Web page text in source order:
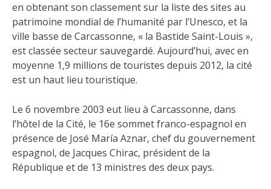
en obtenant son classement sur la liste des sites au
patrimoine mondial de l’humanité par l’Unesco, et la
ville basse de Carcassonne, « la Bastide Saint-Louis »,
est classée secteur sauvegardé. Aujourd’hui, avec en
moyenne 1,9 millions de touristes depuis 2012, la cité
est un haut lieu touristique.
Le 6 novembre 2003 eut lieu à Carcassonne, dans
l’hôtel de la Cité, le 16e sommet franco-espagnol en
présence de José María Aznar, chef du gouvernement
espagnol, de Jacques Chirac, président de la
République et de 13 ministres des deux pays.